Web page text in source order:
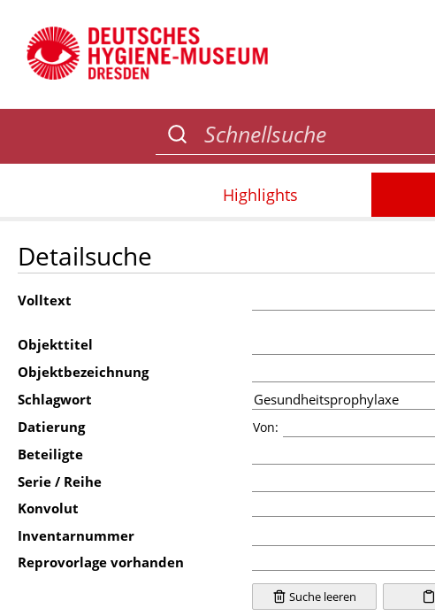
Highlights
Detailsuche
Volltext
Objekttitel
Objektbezeichnung
Schlagwort
Datierung
Von:
Beteiligte
Serie / Reihe
Konvolut
Inventarnummer
Reprovorlage vorhanden
Suche leeren